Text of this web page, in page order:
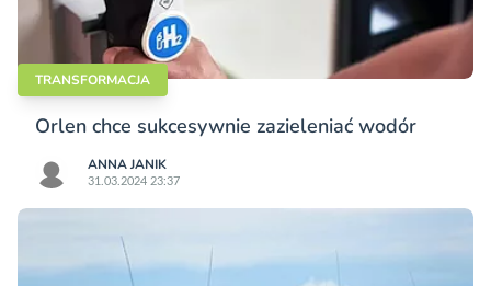
TRANSFORMACJA
Orlen chce sukcesywnie zazieleniać wodór
ANNA JANIK
31.03.2024 23:37